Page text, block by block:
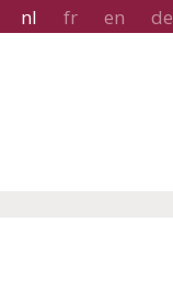
nl fr en de